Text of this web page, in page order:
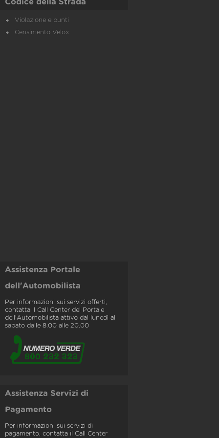
Codice della Strada
Violazione e punti
Censimento Velox
Assistenza Portale
dell'Automobilista
Per informazioni sui servizi offerti,
contatta il Call Center del Portale
dell'Automobilista attivo dal lunedì al
sabato dalle 8.00 alle 20.00
Assistenza Servizi di
Pagamento
Per informazioni sui servizi di
pagamento, contatta il Call Center